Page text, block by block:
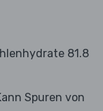
81.8
Spuren von